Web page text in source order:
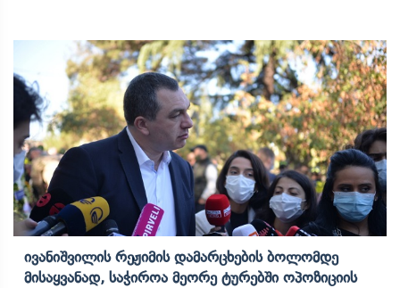
Ივანიშვილის Რეჟიმის Დამარცხების Ბოლომდე
Მისაყვანად, Საჭიროა Მეორე Ტურებში Ოპოზიციის